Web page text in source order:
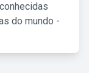
do mundo -